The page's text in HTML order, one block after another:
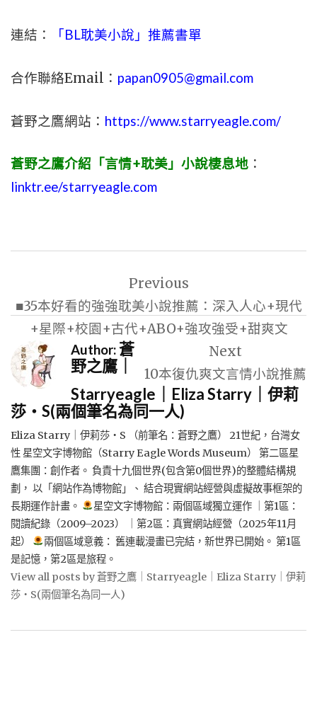
連結： 「BL耽美小說」推薦書單
合作聯絡Email： papan0905@gmail.com
蒼野之鷹網站： https://www.starryeagle.com/
蒼野之鷹介紹「言情+耽美」小說棲息地 ：
linktr.ee/starryeagle.com
導
覽
Previous
■35本好看的強強耽美小說推薦：深入人心+現代
+星際+校園+古代+ABO+強攻強受+甜爽文
Next
10本復仇爽文言情小說推薦
Author:蒼
野之鷹｜
Starryeagle｜Eliza Starry｜伊莉
莎・S(兩個筆名為同一人)
Eliza Starry｜伊莉莎・S （前筆名：蒼野之鷹） 21世紀，台灣女
性 星空文字博物館（Starry Eagle Words Museum） 第二區星
鷹集團：創作者。 負責十九個世界(包含第0個世界)的整體結構規
劃， 以「網站作為博物館」、 結合現實網站經營與虛擬故事框架的
長期運作計畫。
星空文字博物館：兩個區域獨立運作 ｜第1區：
閱讀紀錄（2009–2023） ｜第2區：真實網站經營（2025年11月
起）
兩個區域意義： 舊連載漫畫已完結，新世界已開始。 第1區
是記憶，第2區是旅程。
View all posts by 蒼野之鷹｜Starryeagle｜Eliza Starry｜伊莉
莎・S(兩個筆名為同一人)